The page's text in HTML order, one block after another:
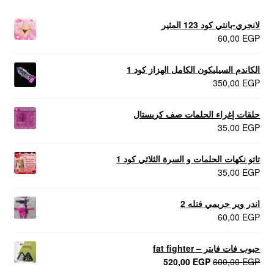
لانجري-بانتي كود 123 المثير
60,00 EGP
الكاندم السيليكون الكامل الهزاز كود 1
350,00 EGP
حلقات إغراء الحلمات صف كريستال
35,00 EGP
تاتو نكهات الحلمات و السرة الثلاثي كود 1
35,00 EGP
اندر وير حريمي فتله 2
60,00 EGP
حبوب فات فايتر – fat fighter
600,00EGP
السعر520,00 EGP
السعر